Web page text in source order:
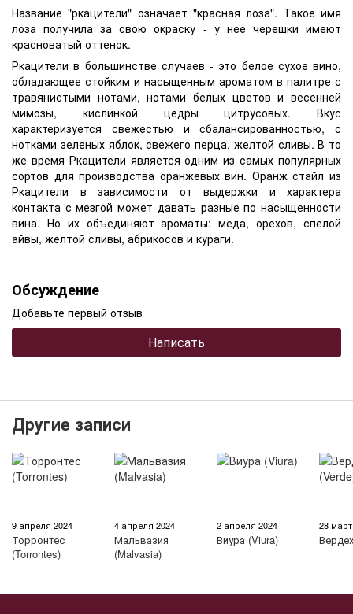
Название "ркацители" означает "красная лоза". Такое имя
лоза получила за свою окраску - у нее черешки имеют
красноватый оттенок.
Ркацители в большинстве случаев - это белое сухое вино,
обладающее стойким и насыщенным ароматом в палитре с
травянистыми нотами, нотами белых цветов и весенней
мимозы, кислинкой цедры цитрусовых. Вкус
характеризуется свежестью и сбалансированностью, с
нотками зеленых яблок, свежего перца, желтой сливы. В то
же время Ркацители является одним из самых популярных
сортов для производства оранжевых вин. Оранж стайл из
Ркацители в зависимости от выдержки и характера
контакта с мезгой может давать разные по насыщенности
вина. Но их объединяют ароматы: меда, орехов, спелой
айвы, желтой сливы, абрикосов и кураги.
Обсуждение
Добавьте первый отзыв
Написать
Другие записи
9 апреля 2024
Торронтес
(Torrontes)
4 апреля 2024
Мальвазия
(Malvasia)
2 апреля 2024
Виура (Viura)
28